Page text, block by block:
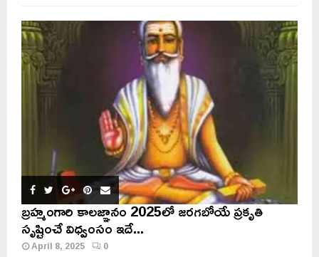
బ్రహ్మంగారి కాలజ్ఞానం 2025లో జరగబోయే ప్రకృతి
సృష్టించే విధ్వంసం ఇదే...
April 8, 2025 0